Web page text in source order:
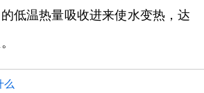
低温热量吸收进来使水变热，达
么